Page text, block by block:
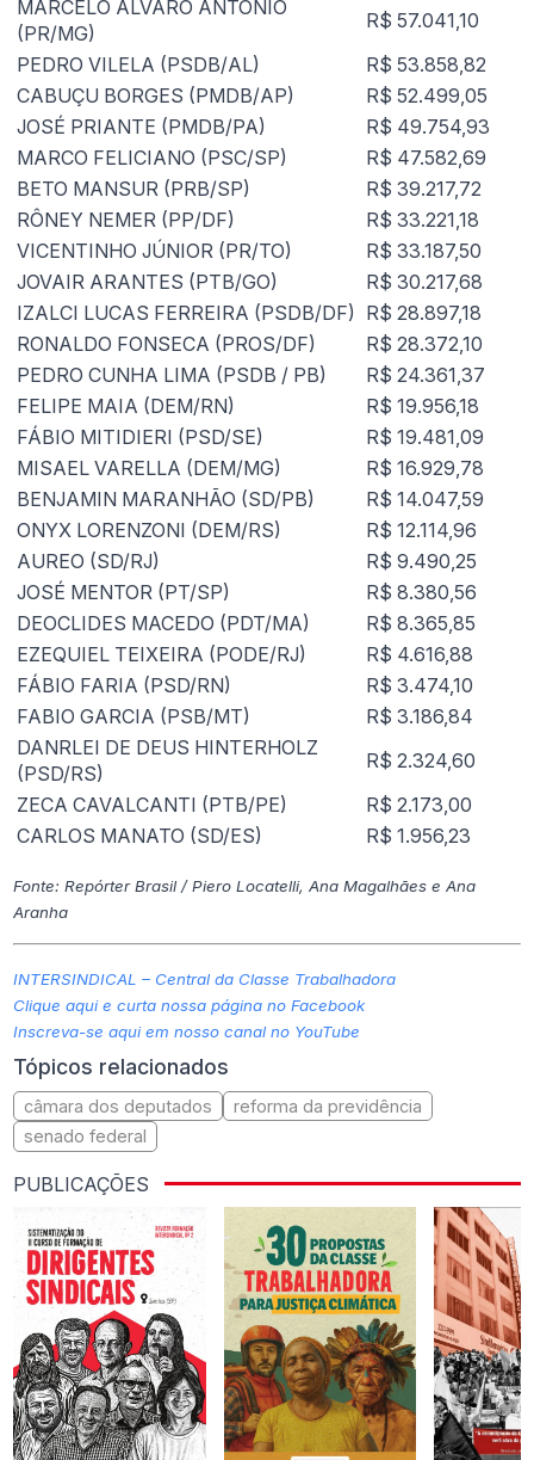
MARCELO ÁLVARO ANTÔNIO
(PR/MG)
R$ 57.041,10
PEDRO VILELA (PSDB/AL)
R$ 53.858,82
CABUÇU BORGES (PMDB/AP)
R$ 52.499,05
JOSÉ PRIANTE (PMDB/PA)
R$ 49.754,93
MARCO FELICIANO (PSC/SP)
R$ 47.582,69
BETO MANSUR (PRB/SP)
R$ 39.217,72
RÔNEY NEMER (PP/DF)
R$ 33.221,18
VICENTINHO JÚNIOR (PR/TO)
R$ 33.187,50
JOVAIR ARANTES (PTB/GO)
R$ 30.217,68
IZALCI LUCAS FERREIRA (PSDB/DF) R$ 28.897,18
RONALDO FONSECA (PROS/DF)
R$ 28.372,10
PEDRO CUNHA LIMA (PSDB / PB)
R$ 24.361,37
FELIPE MAIA (DEM/RN)
R$ 19.956,18
FÁBIO MITIDIERI (PSD/SE)
R$ 19.481,09
MISAEL VARELLA (DEM/MG)
R$ 16.929,78
BENJAMIN MARANHÃO (SD/PB)
R$ 14.047,59
ONYX LORENZONI (DEM/RS)
R$ 12.114,96
AUREO (SD/RJ)
R$ 9.490,25
JOSÉ MENTOR (PT/SP)
R$ 8.380,56
DEOCLIDES MACEDO (PDT/MA)
R$ 8.365,85
EZEQUIEL TEIXEIRA (PODE/RJ)
R$ 4.616,88
FÁBIO FARIA (PSD/RN)
R$ 3.474,10
FABIO GARCIA (PSB/MT)
R$ 3.186,84
DANRLEI DE DEUS HINTERHOLZ
(PSD/RS)
R$ 2.324,60
ZECA CAVALCANTI (PTB/PE)
R$ 2.173,00
CARLOS MANATO (SD/ES)
R$ 1.956,23
Fonte: Repórter Brasil / Piero Locatelli, Ana Magalhães e Ana
Aranha
INTERSINDICAL – Central da Classe Trabalhadora
Clique aqui e curta nossa página no Facebook
Inscreva-se aqui em nosso canal no YouTube
Tópicos relacionados
câmara dos deputados
reforma da previdência
senado federal
PUBLICAÇÕES